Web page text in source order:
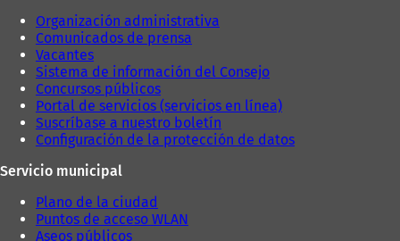
s
t
ñ
a
)
Organización administrativa
Comunicados de prensa
Vacantes
Sistema de información del Consejo
Concursos públicos
Portal de servicios (servicios en línea)
Suscríbase a nuestro boletín
Configuración de la protección de datos
Servicio municipal
Plano de la ciudad
Puntos de acceso WLAN
Aseos públicos